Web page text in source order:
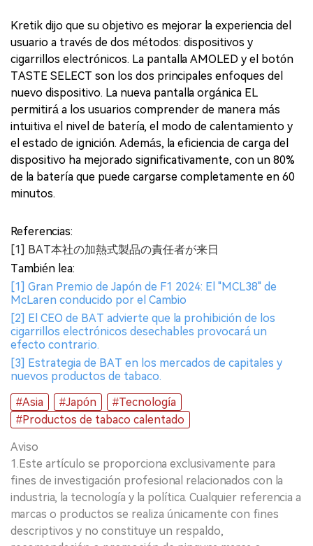
Kretik dijo que su objetivo es mejorar la experiencia del
usuario a través de dos métodos: dispositivos y
cigarrillos electrónicos. La pantalla AMOLED y el botón
TASTE SELECT son los dos principales enfoques del
nuevo dispositivo. La nueva pantalla orgánica EL
permitirá a los usuarios comprender de manera más
intuitiva el nivel de batería, el modo de calentamiento y
el estado de ignición. Además, la eficiencia de carga del
dispositivo ha mejorado significativamente, con un 80%
de la batería que puede cargarse completamente en 60
minutos.
Referencias:
[1] BAT本社の加熱式製品の責任者が来日
También lea:
[1] Gran Premio de Japón de F1 2024: El "MCL38" de
McLaren conducido por el Cambio
[2] El CEO de BAT advierte que la prohibición de los
cigarrillos electrónicos desechables provocará un
efecto contrario.
[3] Estrategia de BAT en los mercados de capitales y
nuevos productos de tabaco.
#Asia
#Japón
#Tecnología
#Productos de tabaco calentado
Aviso
1.Este artículo se proporciona exclusivamente para
fines de investigación profesional relacionados con la
industria, la tecnología y la política. Cualquier referencia a
marcas o productos se realiza únicamente con fines
descriptivos y no constituye un respaldo,